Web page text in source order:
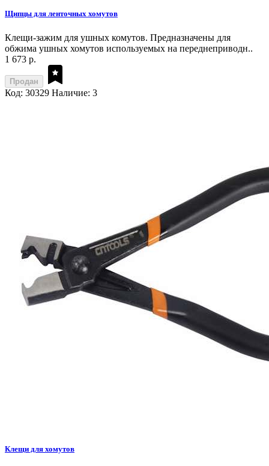
Щипцы для ленточных хомутов
Клещи-зажим для ушных комутов. Предназначены для
обжима ушных хомутов используемых на переднеприводн..
1 673 р.
Продан
Код: 30329 Наличие: 3
Клещи для хомутов